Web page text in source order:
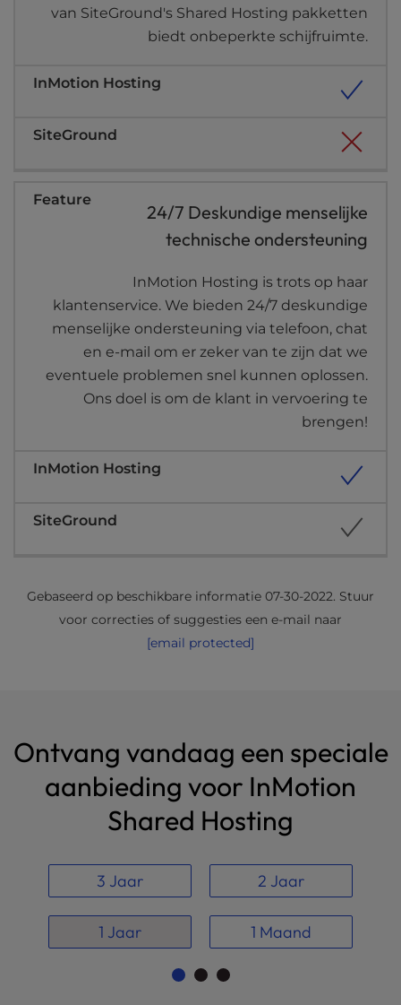
van SiteGround's Shared Hosting pakketten
biedt onbeperkte schijfruimte.
24/7 Deskundige menselijke
technische ondersteuning
InMotion Hosting is trots op haar
klantenservice. We bieden 24/7 deskundige
menselijke ondersteuning via telefoon, chat
en e-mail om er zeker van te zijn dat we
eventuele problemen snel kunnen oplossen.
Ons doel is om de klant in vervoering te
brengen!
Gebaseerd op beschikbare informatie 07-30-2022. Stuur
voor correcties of suggesties een e-mail naar
[email protected]
Ontvang vandaag een speciale
aanbieding voor InMotion
Shared Hosting
3 Jaar 2 Jaar
1 Jaar 1 Maand